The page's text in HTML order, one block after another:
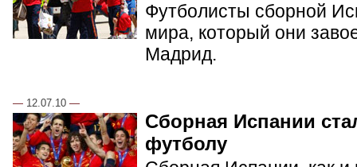
Футболисты сборной
мира, который они
Мадрид.
— 12.07.10 —
Сборная Испании
футболу